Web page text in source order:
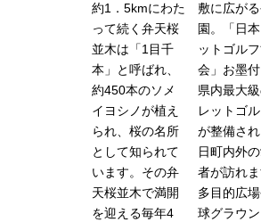
約1．5kmにわた
って続く弁天桜
並木は「1目千
本」と呼ばれ、
約450本のソメ
イヨシノが植え
られ、桜の名所
として知られて
います。その弁
天桜並木で満開
を迎える毎年4
敷に広が
園。「日
ットゴル
会」お墨
県内最大
レットゴ
が整備さ
日町内外
者が訪れ
多目的広
球グラウ